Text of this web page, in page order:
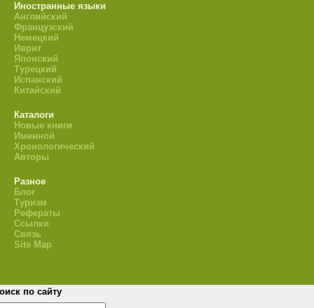
Иностранные языки
Английский
Французский
Немецкий
Иврит
Японский
Турецкий
Испанский
Китайский
Каталоги
Новые книги
Именной
Хронологический
Авторы
Разное
Блог
Туризм
Рефераты
Ссылки
Связь
Site Map
по сайту